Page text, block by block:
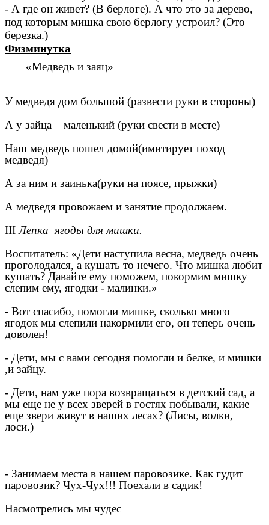
- А где он живет? (В берлоге). А что это за дерево,
под которым мишка свою берлогу устроил? (Это
березка.)
Физминутка
«Медведь и заяц»
У медведя дом большой (развести руки в стороны)
А у зайца – маленький (руки свести в месте)
Наш медведь пошел домой(имитирует поход
медведя)
А за ним и заинька(руки на поясе, прыжки)
А медведя провожаем и занятие продолжаем.
IIIЛепка ягоды для мишки.
Воспитатель: «Дети наступила весна, медведь очень
проголодался, а кушать то нечего. Что мишка любит
кушать? Давайте ему поможем, покормим мишку
слепим ему, ягодки - малинки.»
- Вот спасибо, помогли мишке, сколько много
ягодок мы слепили накормили его, он теперь очень
доволен!
- Дети, мы с вами сегодня помогли и белке, и мишки
,и зайцу.
- Дети, нам уже пора возвращаться в детский сад, а
мы еще не у всех зверей в гостях побывали, какие
еще звери живут в наших лесах? (Лисы, волки,
лоси.)
- Занимаем места в нашем паровозике. Как гудит
паровозик? Чух-Чух!!! Поехали в садик!
Насмотрелись мы чудес